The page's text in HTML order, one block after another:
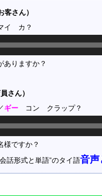
客さん）
イ カ？
ありますか？
員さん）
ギー コン クラップ？
様ですか？
話形式と単語”のタイ語音声